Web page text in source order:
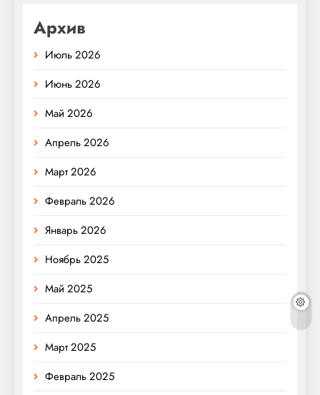
Архив
Июль 2026
Июнь 2026
Май 2026
Апрель 2026
Март 2026
Февраль 2026
Январь 2026
Ноябрь 2025
Май 2025
Апрель 2025
Март 2025
Февраль 2025